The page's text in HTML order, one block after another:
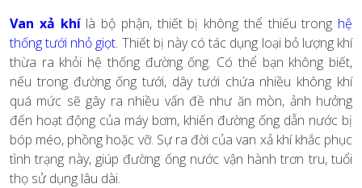
Van xả khílà bộ phận, thiết bị không thể thiếu trong hệ
thống tưới nhỏ giọt. Thiết bị này có tác dụng loại bỏ lượng khí
thừa ra khỏi hệ thống đường ống. Có thể bạn không biết,
nếu trong đường ống tưới, dây tưới chứa nhiều không khí
quá mức sẽ gây ra nhiều vấn đề như ăn mòn, ảnh hưởng
đến hoạt động của máy bơm, khiến đường ống dẫn nước bị
bóp méo, phồng hoặc vỡ. Sự ra đời của van xả khí khắc phục
tình trạng này, giúp đường ống nước vận hành trơn tru, tuổi
thọ sử dụng lâu dài.